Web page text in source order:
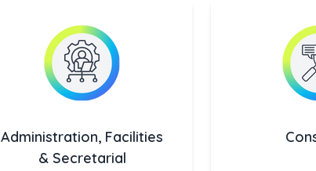
Administration, Facilities
& Secretarial